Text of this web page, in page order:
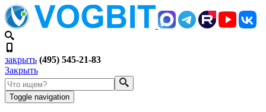
закрыть (495) 545-21-83
Закрыть
Toggle navigation